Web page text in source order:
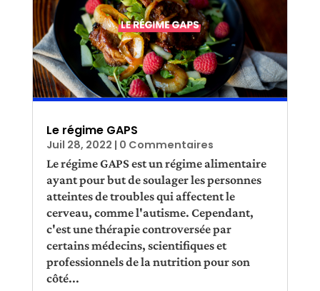
Le régime GAPS
Juil 28, 2022 | 0 Commentaires
Le régime GAPS est un régime alimentaire
ayant pour but de soulager les personnes
atteintes de troubles qui affectent le
cerveau, comme l'autisme. Cependant,
c'est une thérapie controversée par
certains médecins, scientifiques et
professionnels de la nutrition pour son
côté...